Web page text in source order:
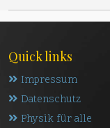
Quick links
Impressum
Datenschutz
Physik für alle